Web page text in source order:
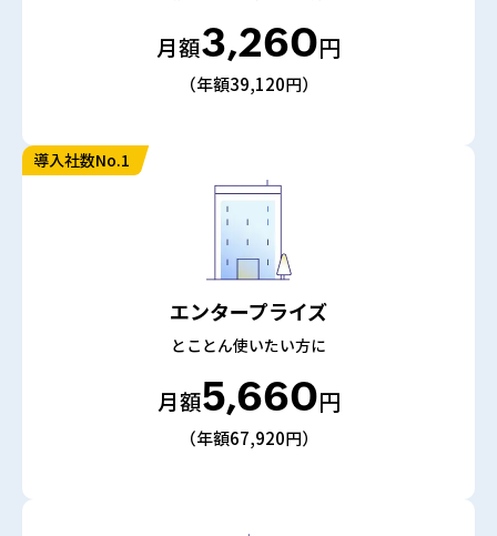
月額3,260円
（年額39,120円）
エンタープライズ
とことん使いたい方に
月額5,660円
（年額67,920円）
導入社数No.1